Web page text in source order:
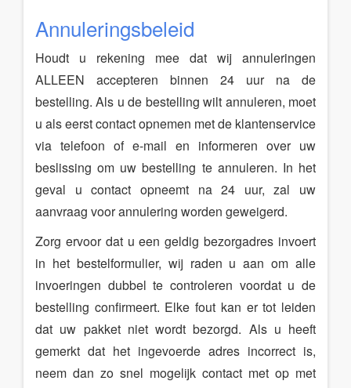
Annuleringsbeleid
Houdt u rekening mee dat wij annuleringen
ALLEEN accepteren binnen 24 uur na de
bestelling. Als u de bestelling wilt annuleren, moet
u als eerst contact opnemen met de klantenservice
via telefoon of e-mail en informeren over uw
beslissing om uw bestelling te annuleren. In het
geval u contact opneemt na 24 uur, zal uw
aanvraag voor annulering worden geweigerd.
Zorg ervoor dat u een geldig bezorgadres invoert
in het bestelformulier, wij raden u aan om alle
invoeringen dubbel te controleren voordat u de
bestelling confirmeert. Elke fout kan er tot leiden
dat uw pakket niet wordt bezorgd. Als u heeft
gemerkt dat het ingevoerde adres incorrect is,
neem dan zo snel mogelijk contact met op met